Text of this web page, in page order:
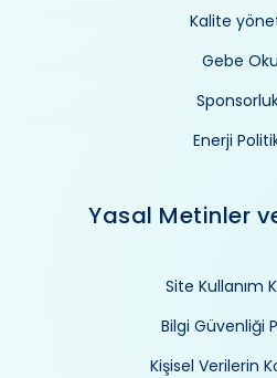
Kalite
Gebe
Enerji
Yasal Metinler
Site Kullanım
Bilgi Güvenliği
Kişisel Verilerin